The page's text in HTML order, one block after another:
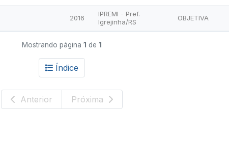
2016
IPREMI - Pref.
Igrejinha/RS
OBJETIVA
Mostrando página 1 de 1
Índice
Anterior Próxima